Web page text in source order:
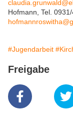
Hofmann, Tel.
#Jugendarbeit
Freigabe